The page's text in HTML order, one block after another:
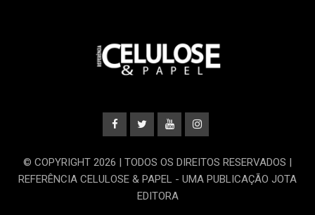
© COPYRIGHT 2026 | TODOS OS DIREITOS RESERVADOS |
REFERÊNCIA CELULOSE & PAPEL - UMA PUBLICAÇÃO JOTA
EDITORA